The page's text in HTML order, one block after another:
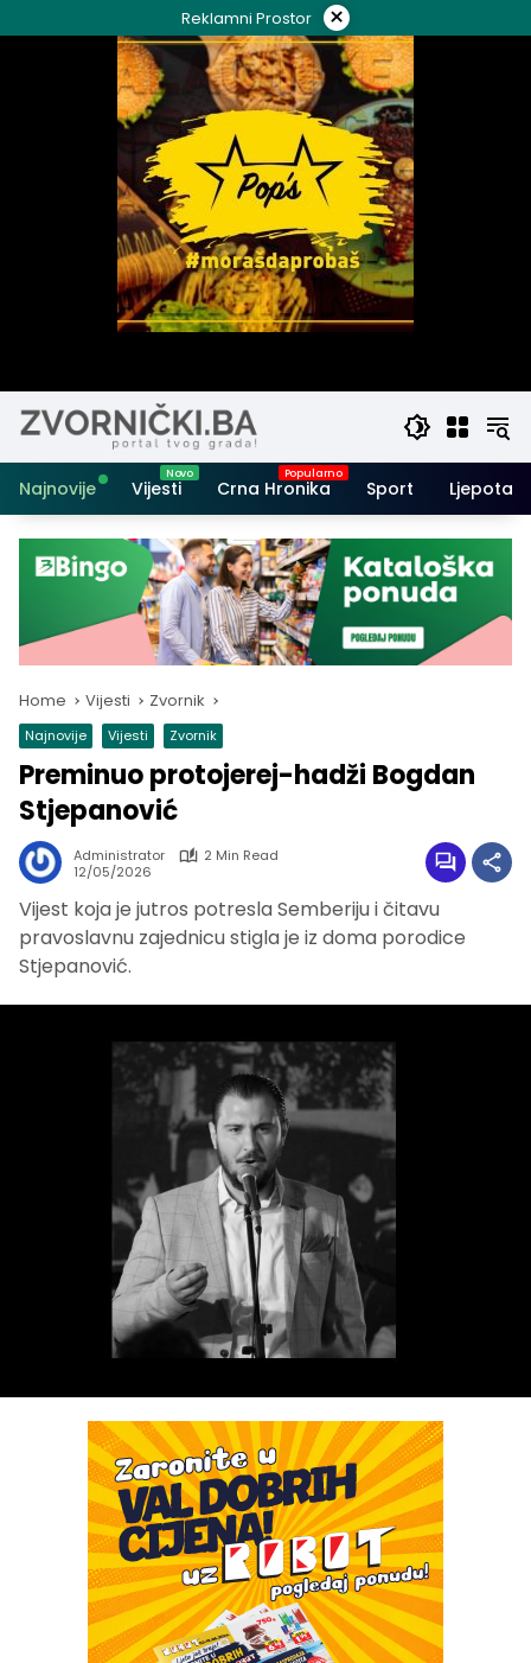
to
Reklamni Prostor ×
Najnovije Vijesti Crna Hronika Sport Ljepota i
Home Vijesti Zvornik
Najnovije Vijesti Zvornik
Preminuo protojerej-hadži Bogdan
Stjepanović
Administrator
2 Min Read
12/05/2026
Vijest koja je jutros potresla Semberiju i čitavu
pravoslavnu zajednicu stigla je iz doma porodice
Stjepanović.